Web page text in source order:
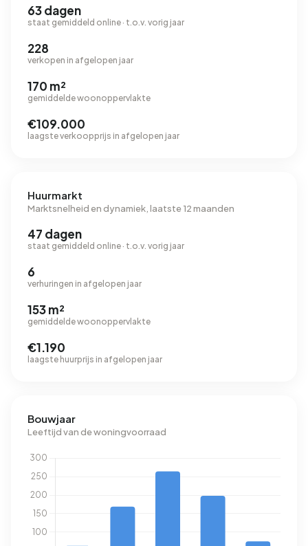
63 dagen
staat gemiddeld online · t.o.v. vorig jaar
228
verkopen in afgelopen jaar
170 m²
gemiddelde woonoppervlakte
€109.000
laagste verkoopprijs in afgelopen jaar
Huurmarkt
Marktsnelheid en dynamiek, laatste 12 maanden
47 dagen
staat gemiddeld online · t.o.v. vorig jaar
6
verhuringen in afgelopen jaar
153 m²
gemiddelde woonoppervlakte
€1.190
laagste huurprijs in afgelopen jaar
Bouwjaar
Leeftijd van de woningvoorraad